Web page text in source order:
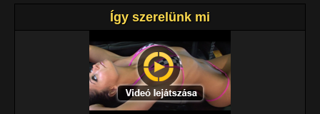
Így szerelünk mi